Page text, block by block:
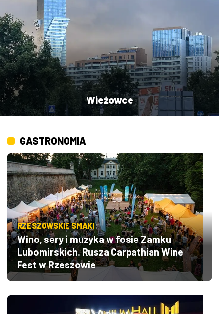
Wieżowce
GASTRONOMIA
RZESZOWSKIE SMAKI
Wino, sery i muzyka w fosie Zamku
Lubomirskich. Rusza Carpathian Wine
Fest w Rzeszowie